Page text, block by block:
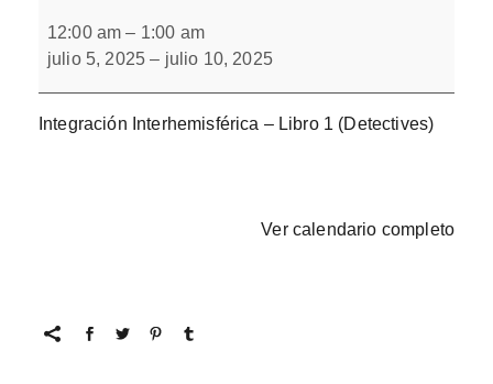
Interhemisférica
12:00 am – 1:00 am
julio 5, 2025 – julio 10, 2025
Integración Interhemisférica – Libro 1 (Detectives)
Ver calendario completo